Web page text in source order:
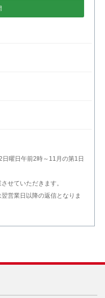
曜日午前2時～11月の第1日
せていただきます。
営業日以降の返信となりま